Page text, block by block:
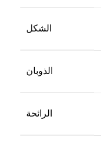
الشكل
الذوبان
الرائحة